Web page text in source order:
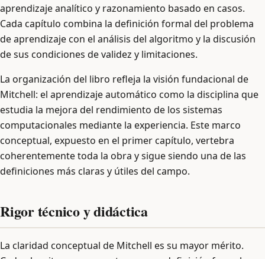
aprendizaje analítico y razonamiento basado en casos.
Cada capítulo combina la definición formal del problema
de aprendizaje con el análisis del algoritmo y la discusión
de sus condiciones de validez y limitaciones.
La organización del libro refleja la visión fundacional de
Mitchell: el aprendizaje automático como la disciplina que
estudia la mejora del rendimiento de los sistemas
computacionales mediante la experiencia. Este marco
conceptual, expuesto en el primer capítulo, vertebra
coherentemente toda la obra y sigue siendo una de las
definiciones más claras y útiles del campo.
Rigor técnico y didáctica
La claridad conceptual de Mitchell es su mayor mérito.